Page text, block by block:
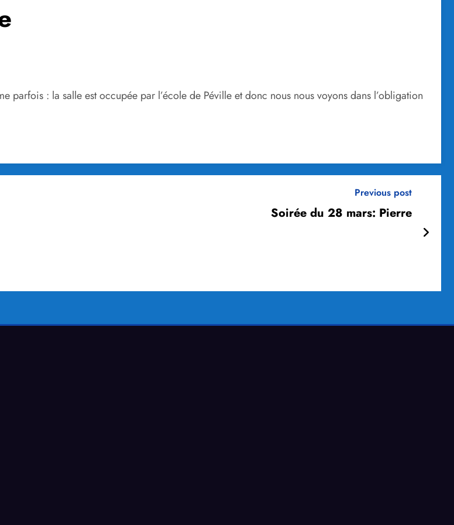
parfois : la salle est occupée par l’école de Péville et donc nous nous voyons dans l’obligation
Previous post
Soirée du 28 mars: Pierre